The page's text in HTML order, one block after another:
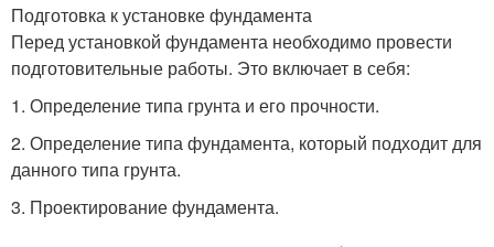
Подготовка к установке фундамента
Перед установкой фундамента необходимо провести
подготовительные работы. Это включает в себя:
1. Определение типа грунта и его прочности.
2. Определение типа фундамента, который подходит для
данного типа грунта.
3. Проектирование фундамента.